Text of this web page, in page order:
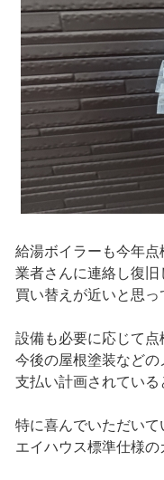
給湯ボイラーも今年点
業者さんに連絡し復旧
買い替えが近いと思
設備も必要に応じて点
今後の屋根塗装などの
支払い計画されている
特に喜んでいただいて
エイハウス標準仕様